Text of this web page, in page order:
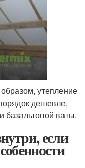
утепление
дешевле,
базальтовой ваты.
если